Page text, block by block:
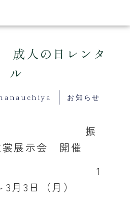
人の日レンタ
ル
お知らせ
展示会 開催
月3日（月）